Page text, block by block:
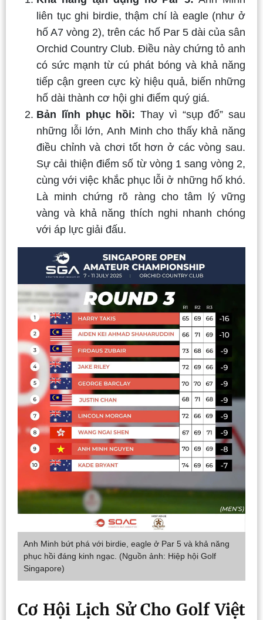
liên tục ghi birdie, thậm chí là eagle (như ở
hố A7 vòng 2), trên các hố Par 5 dài của sân
Orchid Country Club. Điều này chứng tỏ anh
có sức mạnh từ cú phát bóng và khả năng
tiếp cận green cực kỳ hiệu quả, biến những
hố dài thành cơ hội ghi điểm quý giá.
Bản lĩnh phục hồi: Thay vì “sụp đổ” sau
những lỗi lớn, Anh Minh cho thấy khả năng
điều chỉnh và chơi tốt hơn ở các vòng sau.
Sự cải thiện điểm số từ vòng 1 sang vòng 2,
cùng với việc khắc phục lỗi ở những hố khó.
Là minh chứng rõ ràng cho tâm lý vững
vàng và khả năng thích nghi nhanh chóng
với áp lực giải đấu.
Anh Minh bứt phá với birdie, eagle ở Par 5 và khả năng
phục hồi đáng kinh ngạc. (Nguồn ảnh: Hiệp hội Golf
Singapore)
Cơ Hội Lịch Sử Cho Golf Việt